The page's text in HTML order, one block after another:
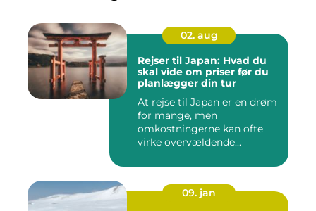
02. aug
Rejser til Japan: Hvad du
skal vide om priser før du
planlægger din tur
At rejse til Japan er en drøm
for mange, men
omkostningerne kan ofte
virke overvældende...
09. jan